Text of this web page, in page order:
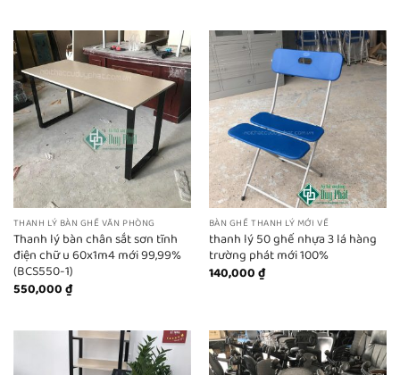
THANH LÝ BÀN GHẾ VĂN PHÒNG
Thanh lý bàn chân sắt sơn tĩnh
điện chữ u 60x1m4 mới 99,99%
(BCS550-1)
550,000₫
BÀN GHẾ THANH LÝ MỚI VỀ
thanh lý 50 ghế nhựa 3 lá hàng
trường phát mới 100%
140,000₫